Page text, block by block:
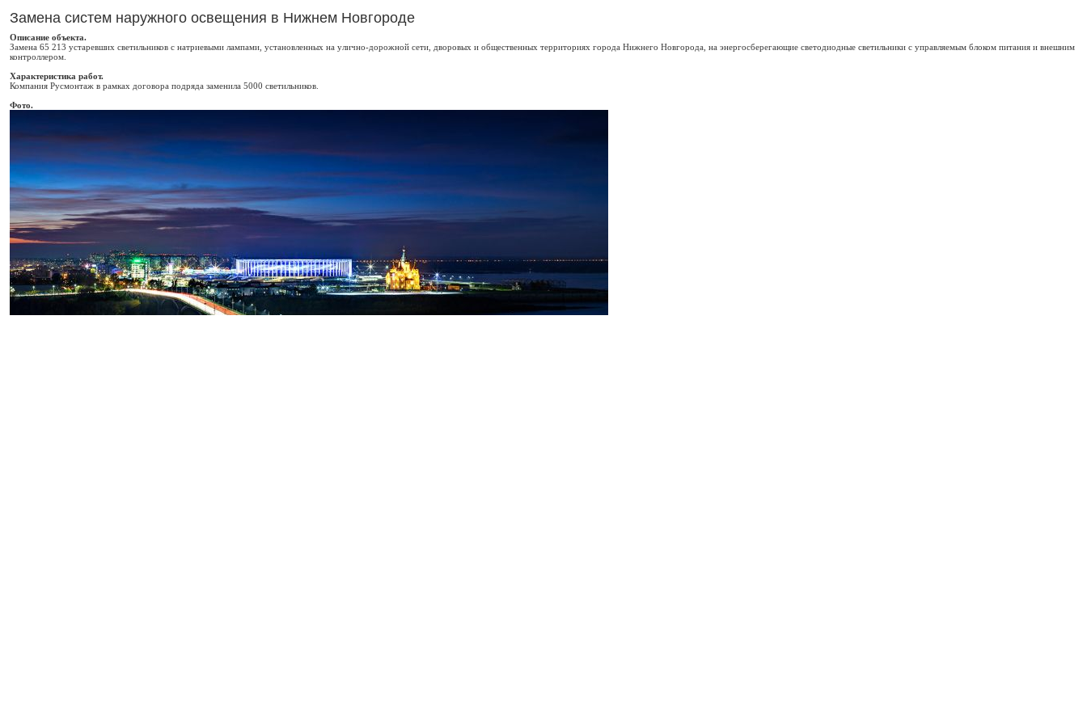
Замена систем наружного освещения в Нижнем Новгороде
Описание объекта.
Замена 65 213 устаревших светильников с натриевыми лампами, установленных на улично-дорожной сети, дворовых и общественных территориях города Нижнего Новгорода, на энергосберегающие светодиодные светильники с управляемым блоком питания и внешним
контроллером.
Характеристика работ.
Компания Русмонтаж в рамках договора подряда заменила 5000 светильников.
Фото.